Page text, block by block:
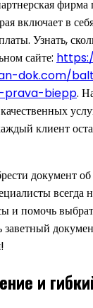
фирма
включает в
Узнать,
сайте:
dok.com/
prava-biepp.
клиент
документ
всегда
и помочь
заветный
и